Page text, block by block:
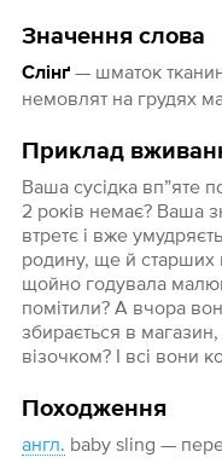
Значення слова
Слінґ— шматок
немовлят на грудях
Приклад
Ваша сусідка вп”яте
2 років немає? Ваша
втретє і вже
родину, ще й старших
щойно годувала
помітили? А вчора
збирається в
візочком? І всі вони
Походження
англ. baby sling —